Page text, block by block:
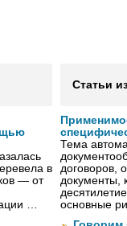
в
— от
…
Статьи
Тема
договоров,
документы,
основные